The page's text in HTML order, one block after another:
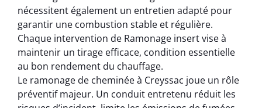
nécessitent également un entretien adapté pour
garantir une combustion stable et régulière.
Chaque intervention de Ramonage insert vise à
maintenir un tirage efficace, condition essentielle
au bon rendement du chauffage.
Le ramonage de cheminée à Creyssac joue un rôle
préventif majeur. Un conduit entretenu réduit les